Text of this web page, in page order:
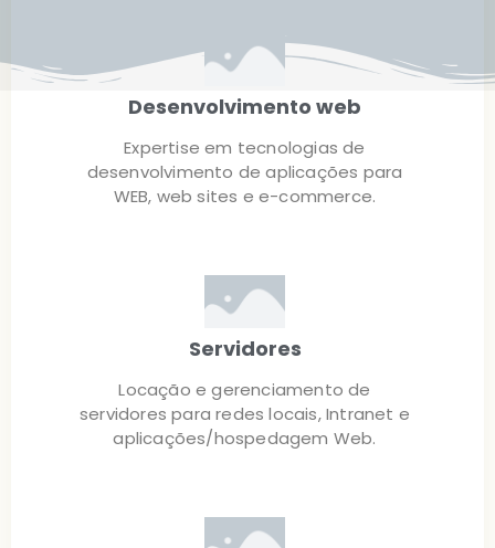
Desenvolvimento web
Expertise em tecnologias de
desenvolvimento de aplicações para
WEB, web sites e e-commerce.
Servidores
Locação e gerenciamento de
servidores para redes locais, Intranet e
aplicações/hospedagem Web.